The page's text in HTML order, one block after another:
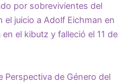
por sobrevivientes del
juicio a Adolf Eichman en
el kibutz y falleció el 11 de
Perspectiva de Género del